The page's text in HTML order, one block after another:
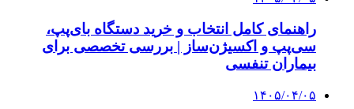
راهنمای کامل انتخاب و خرید دستگاه بای‌پپ،
سی‌پپ و اکسیژن‌ساز | بررسی تخصصی برای
بیماران تنفسی
۱۴۰۵/۰۴/۰۵